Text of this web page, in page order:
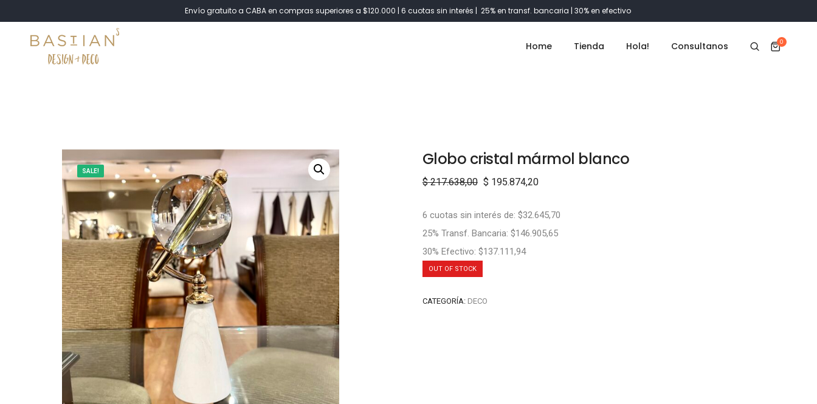
Envío gratuito a CABA en compras superiores a $120.000 | 6 cuotas sin interés | 25% en transf. bancaria | 30% en efectivo
Home Tienda Hola! Consultanos 0
SALE!
Globo cristal mármol blanco
$217.638,00 $ 195.874,20
6 cuotas sin interés de: $32.645,70
25% Transf. Bancaria: $146.905,65
30% Efectivo: $137.111,94
OUT OF STOCK
CATEGORÍA: DECO